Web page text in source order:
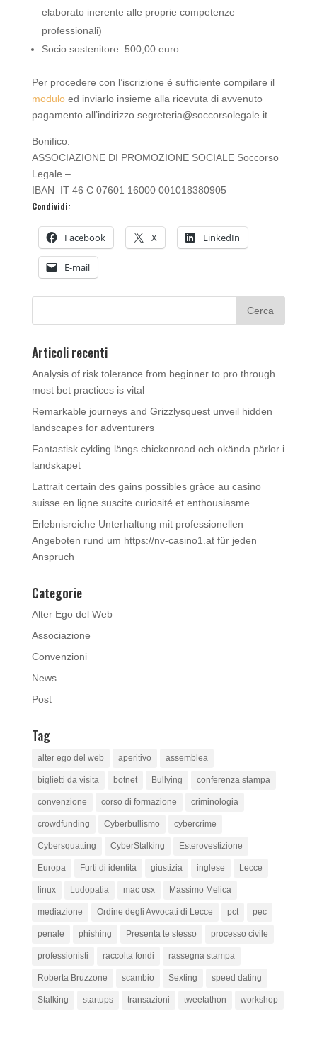
elaborato inerente alle proprie competenze
professionali)
Socio sostenitore: 500,00 euro
Per procedere con l’iscrizione è sufficiente compilare il
moduloed inviarlo insieme alla ricevuta di avvenuto
pagamento all’indirizzo segreteria@soccorsolegale.it
Bonifico:
ASSOCIAZIONE DI PROMOZIONE SOCIALE Soccorso
Legale –
IBAN IT 46 C 07601 16000 001018380905
Condividi:
Facebook X LinkedIn
E-mail
Articoli recenti
Analysis of risk tolerance from beginner to pro through
most bet practices is vital
Remarkable journeys and Grizzlysquest unveil hidden
landscapes for adventurers
Fantastisk cykling längs chickenroad och okända pärlor i
landskapet
Lattrait certain des gains possibles grâce au casino
suisse en ligne suscite curiosité et enthousiasme
Erlebnisreiche Unterhaltung mit professionellen
Angeboten rund um https://nv-casino1.at für jeden
Anspruch
Categorie
Alter Ego del Web
Associazione
Convenzioni
News
Post
Tag
alter ego del web aperitivo assemblea
biglietti da visita botnet Bullying conferenza stampa
convenzione corso di formazione criminologia
crowdfunding Cyberbullismo cybercrime
Cybersquatting CyberStalking Esterovestizione
Europa Furti di identità giustizia inglese Lecce
linux Ludopatia mac osx Massimo Melica
mediazione Ordine degli Avvocati di Lecce pct pec
penale phishing Presenta te stesso processo civile
professionisti raccolta fondi rassegna stampa
Roberta Bruzzone scambio Sexting speed dating
Stalking startups transazioni tweetathon workshop